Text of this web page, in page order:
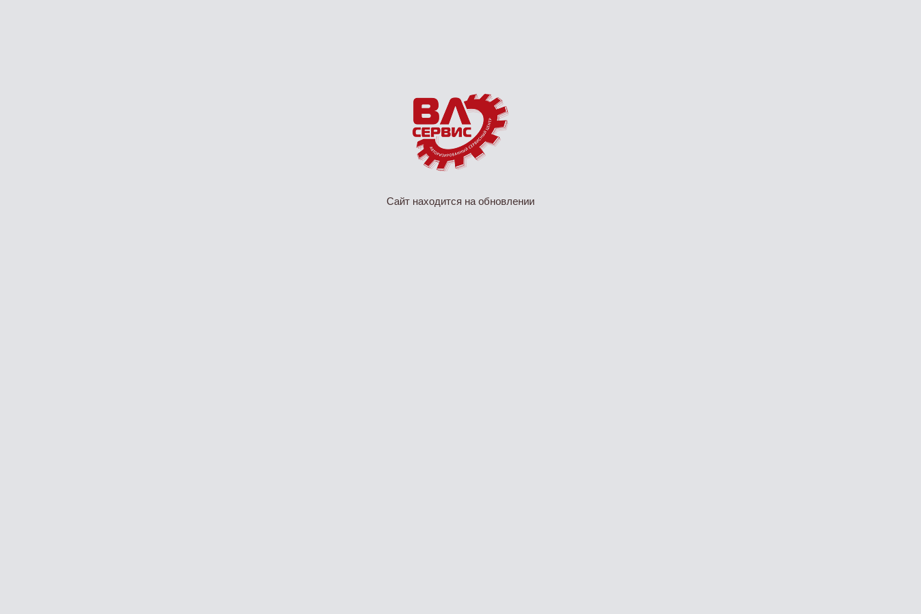
Сайт находится на обновлении